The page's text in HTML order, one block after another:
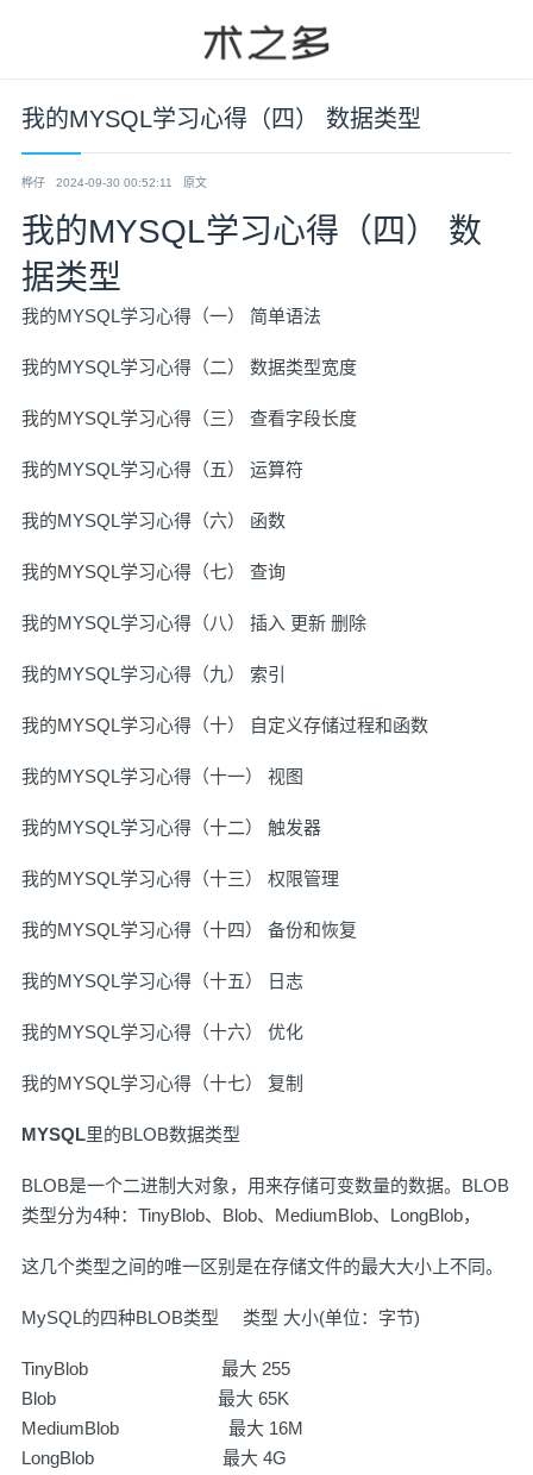
我的MYSQL学习心得（四） 数据类型
桦仔 2024-09-30 00:52:11 原文
我的MYSQL学习心得（四） 数
据类型
我的MYSQL学习心得（一） 简单语法
我的MYSQL学习心得（二） 数据类型宽度
我的MYSQL学习心得（三） 查看字段长度
我的MYSQL学习心得（五） 运算符
我的MYSQL学习心得（六） 函数
我的MYSQL学习心得（七） 查询
我的MYSQL学习心得（八） 插入 更新 删除
我的MYSQL学习心得（九） 索引
我的MYSQL学习心得（十） 自定义存储过程和函数
我的MYSQL学习心得（十一） 视图
我的MYSQL学习心得（十二） 触发器
我的MYSQL学习心得（十三） 权限管理
我的MYSQL学习心得（十四） 备份和恢复
我的MYSQL学习心得（十五） 日志
我的MYSQL学习心得（十六） 优化
我的MYSQL学习心得（十七） 复制
MYSQL里的BLOB数据类型
BLOB是一个二进制大对象，用来存储可变数量的数据。BLOB
类型分为4种：TinyBlob、Blob、MediumBlob、LongBlob，
这几个类型之间的唯一区别是在存储文件的最大大小上不同。
MySQL的四种BLOB类型 类型 大小(单位：字节)
TinyBlob 最大 255
Blob 最大 65K
MediumBlob 最大 16M
LongBlob 最大 4G